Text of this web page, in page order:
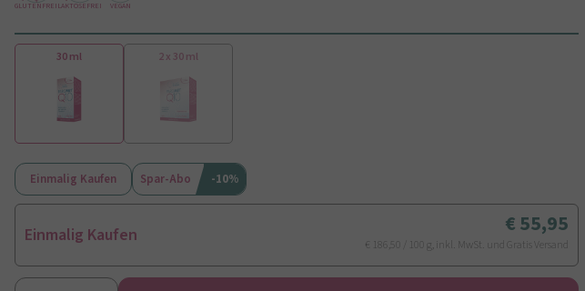
GLUTENFREILAKTOSEFREI VEGAN
30 ml 2 x 30 ml
Einmalig Kaufen Spar-Abo -10%
Einmalig Kaufen 55,95
€ 186,50 / 100 g, inkl. MwSt. und Gratis Versand